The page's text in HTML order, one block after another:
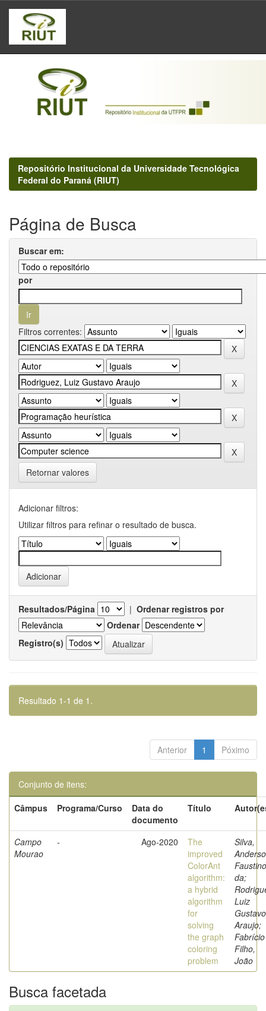
Skip
navigation
Repositório Institucional da Universidade Tecnológica
Federal do Paraná (RIUT)
Página de Busca
Buscar em:
por
Filtros correntes:
Retornar valores
Adicionar filtros:
Utilizar filtros para refinar o resultado de busca.
Resultados/Página | Ordenar registros por
Ordenar
Registro(s)
Resultado 1-1 de 1.
Anterior 1 Póximo
Conjunto de itens:
Câmpus
Programa/Curso
Data do
documento
Título
Campo
Mourao
- Ago-2020
The
improved
ColorAnt
algorithm:
a hybrid
algorithm
for
solving
the graph
coloring
problem
Silva,
Faustino
da;
Luiz
Gustavo
Araujo;
Fabrício
Filho,
João
Busca facetada